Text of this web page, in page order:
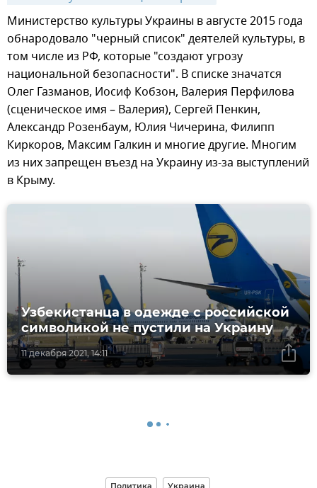
Министерство культуры Украины в августе 2015 года
обнародовало "черный список" деятелей культуры, в
том числе из РФ, которые "создают угрозу
национальной безопасности". В списке значатся
Олег Газманов, Иосиф Кобзон, Валерия Перфилова
(сценическое имя – Валерия), Сергей Пенкин,
Александр Розенбаум, Юлия Чичерина, Филипп
Киркоров, Максим Галкин и многие другие. Многим
из них запрещен въезд на Украину из-за выступлений
в Крыму.
11 декабря 2021, 14:11
Узбекистанца в одежде с российской
символикой не пустили на Украину
Политика Украина